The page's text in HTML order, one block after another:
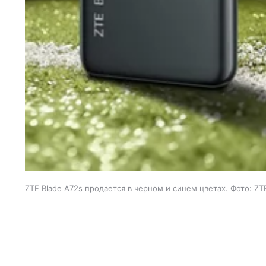
ZTE Blade A72s продается в черном и синем цветах. Фото: